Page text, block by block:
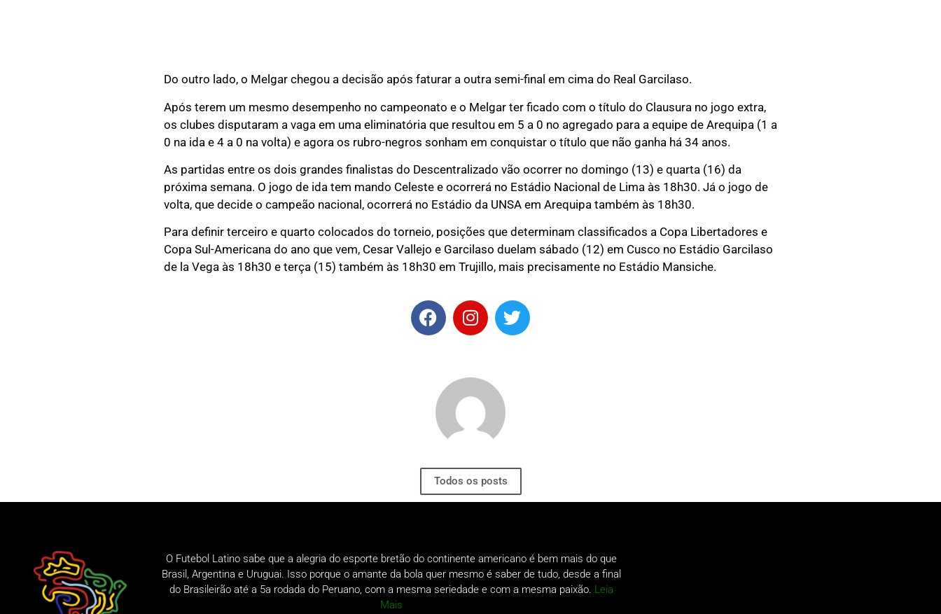
Do outro lado, o Melgar chegou a decisão após faturar a outra semi-final em cima do Real Garcilaso.
Após terem um mesmo desempenho no campeonato e o Melgar ter ficado com o título do Clausura no jogo extra,
os clubes disputaram a vaga em uma eliminatória que resultou em 5 a 0 no agregado para a equipe de Arequipa (1 a
0 na ida e 4 a 0 na volta) e agora os rubro-negros sonham em conquistar o título que não ganha há 34 anos.
As partidas entre os dois grandes finalistas do Descentralizado vão ocorrer no domingo (13) e quarta (16) da
próxima semana. O jogo de ida tem mando Celeste e ocorrerá no Estádio Nacional de Lima às 18h30. Já o jogo de
volta, que decide o campeão nacional, ocorrerá no Estádio da UNSA em Arequipa também às 18h30.
Para definir terceiro e quarto colocados do torneio, posições que determinam classificados a Copa Libertadores e
Copa Sul-Americana do ano que vem, Cesar Vallejo e Garcilaso duelam sábado (12) em Cusco no Estádio Garcilaso
de la Vega às 18h30 e terça (15) também às 18h30 em Trujillo, mais precisamente no Estádio Mansiche.
Todos os posts
O Futebol Latino sabe que a alegria do esporte bretão do continente americano é bem mais do que
Brasil, Argentina e Uruguai. Isso porque o amante da bola quer mesmo é saber de tudo, desde a final
do Brasileirão até a 5a rodada do Peruano, com a mesma seriedade e com a mesma paixão. Leia
Mais